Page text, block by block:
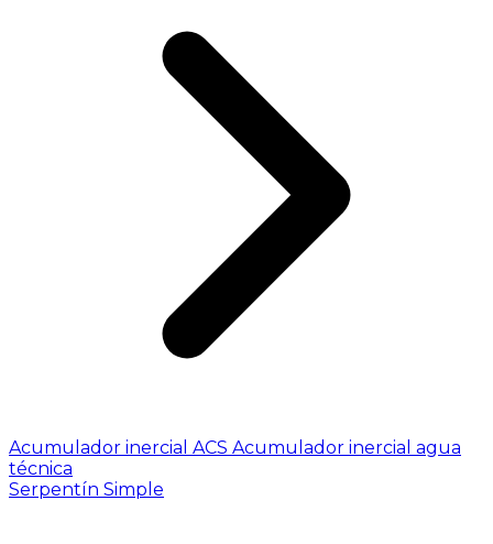
Acumulador inercial ACS Acumulador inercial agua
técnica
Serpentín Simple